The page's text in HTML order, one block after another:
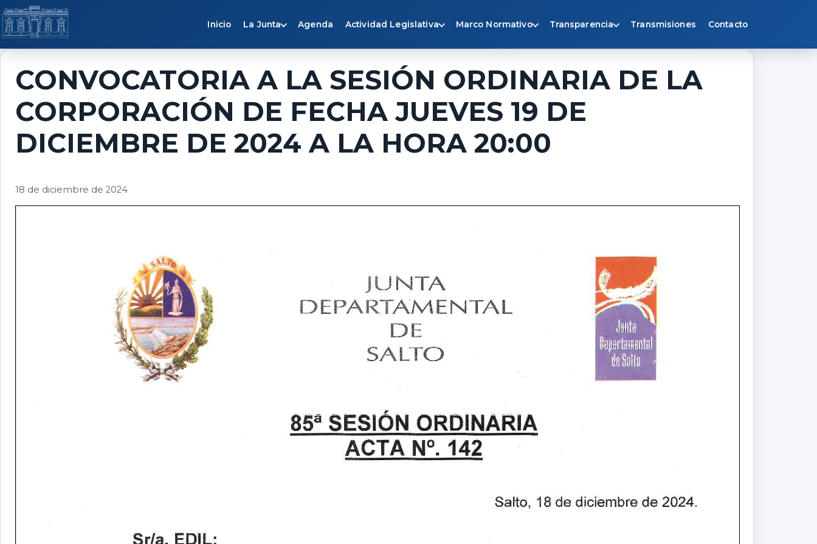
Saltar al contenido
Inicio La Junta Agenda Actividad Legislativa Marco Normativo Transparencia Transmisiones Contacto
CONVOCATORIA A LA SESIÓN ORDINARIA DE LA
CORPORACIÓN DE FECHA JUEVES 19 DE
DICIEMBRE DE 2024 A LA HORA 20:00
18 de diciembre de 2024